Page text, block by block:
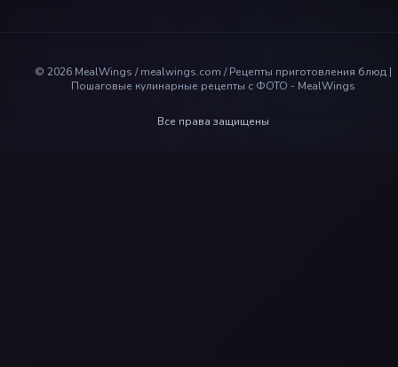
© 2026 MealWings / mealwings.com /Рецепты приготовления блюд |
Пошаговые кулинарные рецепты с ФОТО - MealWings
Все права защищены